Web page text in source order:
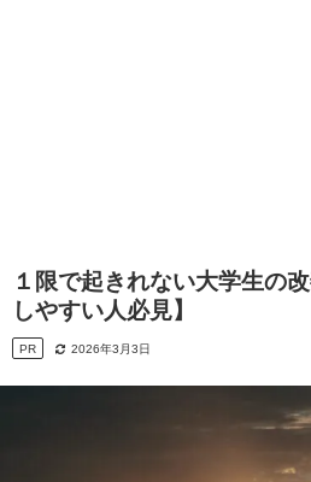
１限で起きれない大学生の
しやすい人必見】
PR 2026年3月3日